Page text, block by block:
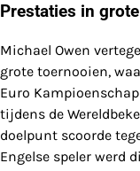
Prestaties in
Michael Owen
grote toernooien,
Euro
tijdens de
doelpunt scoorde
Engelse speler werd